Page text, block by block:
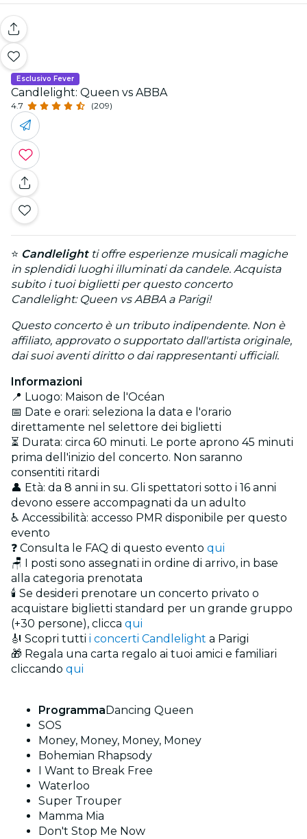
Esclusivo Fever
Candlelight: Queen vs ABBA
4.7 (209)
⭐ Candlelightti offre esperienze musicali magiche
in splendidi luoghi illuminati da candele. Acquista
subito i tuoi biglietti per questo concerto
Candlelight: Queen vs ABBA a Parigi!
Questo concerto è un tributo indipendente. Non è
affiliato, approvato o supportato dall'artista originale,
dai suoi aventi diritto o dai rappresentanti ufficiali.
Informazioni
📍 Luogo: Maison de l'Océan
📅 Date e orari: seleziona la data e l'orario
direttamente nel selettore dei biglietti
⏳ Durata: circa 60 minuti. Le porte aprono 45 minuti
prima dell'inizio del concerto. Non saranno
consentiti ritardi
👤 Età: da 8 anni in su. Gli spettatori sotto i 16 anni
devono essere accompagnati da un adulto
♿ Accessibilità: accesso PMR disponibile per questo
evento
❓ Consulta le FAQ di questo evento qui
🪑 I posti sono assegnati in ordine di arrivo, in base
alla categoria prenotata
🕯️ Se desideri prenotare un concerto privato o
acquistare biglietti standard per un grande gruppo
(+30 persone), clicca qui
🎻 Scopri tutti i concerti Candlelight a Parigi
🎁 Regala una carta regalo ai tuoi amici e familiari
cliccando qui
Programma Dancing Queen
SOS
Money, Money, Money, Money
Bohemian Rhapsody
I Want to Break Free
Waterloo
Super Trouper
Mamma Mia
Don't Stop Me Now